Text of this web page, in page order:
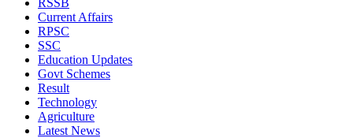
RSSB
Current Affairs
RPSC
SSC
Education Updates
Govt Schemes
Result
Technology
Agriculture
Latest News